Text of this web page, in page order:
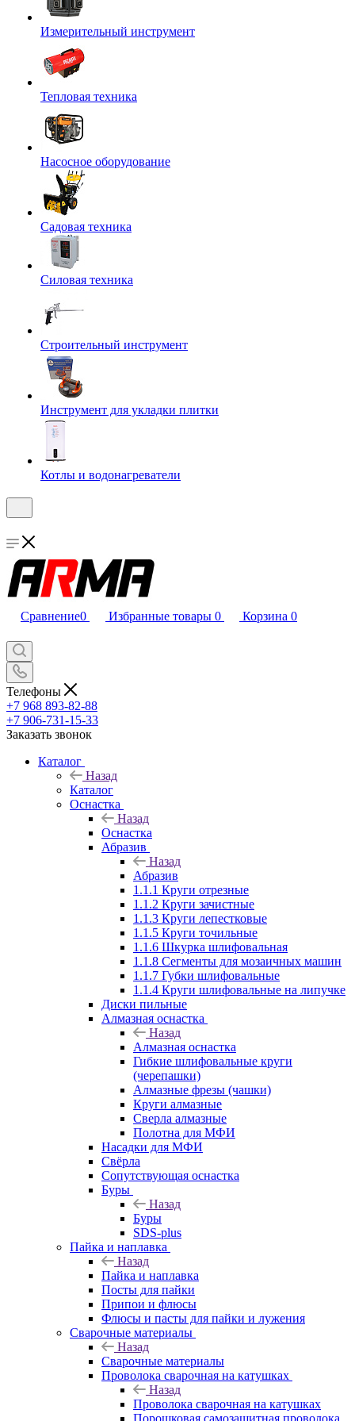
Измерительный инструмент
Тепловая техника
Насосное оборудование
Садовая техника
Силовая техника
Строительный инструмент
Инструмент для укладки плитки
Котлы и водонагреватели
Сравнение0 Избранные товары 0 Корзина 0
Телефоны
+7 968 893-82-88
+7 906-731-15-33
Заказать звонок
Каталог
Назад
Каталог
Оснастка
Назад
Оснастка
Абразив
Назад
Абразив
1.1.1 Круги отрезные
1.1.2 Круги зачистные
1.1.3 Круги лепестковые
1.1.5 Круги точильные
1.1.6 Шкурка шлифовальная
1.1.8 Сегменты для мозаичных машин
1.1.7 Губки шлифовальные
1.1.4 Круги шлифовальные на липучке
Диски пильные
Алмазная оснастка
Назад
Алмазная оснастка
Гибкие шлифовальные круги
(черепашки)
Алмазные фрезы (чашки)
Круги алмазные
Сверла алмазные
Полотна для МФИ
Насадки для МФИ
Свёрла
Сопутствующая оснастка
Буры
Назад
Буры
SDS-plus
Пайка и наплавка
Назад
Пайка и наплавка
Посты для пайки
Припои и флюсы
Флюсы и пасты для пайки и лужения
Сварочные материалы
Назад
Сварочные материалы
Проволока сварочная на катушках
Назад
Проволока сварочная на катушках
Порошковая самозащитная проволока